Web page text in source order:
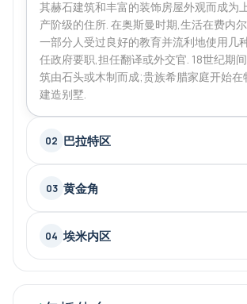
其赫石建筑和丰富的装饰房屋外观而成为
产阶级的住所. 在奥斯曼时期,生活在费内
一部分人受过良好的教育并流利地使用几
任政府要职,担任翻译或外交官. 18世纪期
筑由石头或木制而成;贵族希腊家庭开始在
建造别墅.
02 巴拉特区
03 黄金角
04 埃米内区